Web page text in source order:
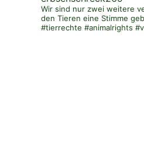
Wir sind nur zwei weitere
den Tieren eine Stimme
#tierrechte #animalrights